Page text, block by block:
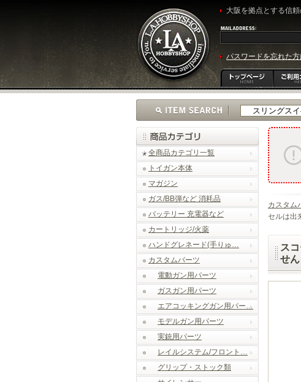
大阪を拠点とする信
パスワードを忘れた
全商品カテゴリ一覧
トイガン本体
マガジン
ガス/BB弾など 消耗品
バッテリー 充電器など
カートリッジ/火薬
ハンドグレネード(手りゅ…
カスタムパーツ
電動ガン用パーツ
ガスガン用パーツ
エアコッキングガン用パー…
モデルガン用パーツ
実銃用パーツ
レイルシステム/フロント…
グリップ・ストック類
カスタム
セルは出
ス
せん